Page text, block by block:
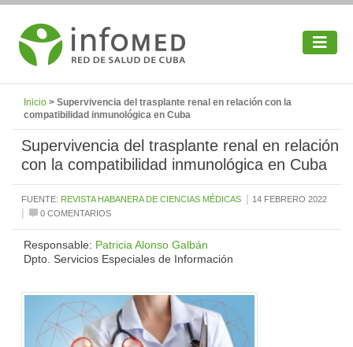
Inicio > Supervivencia del trasplante renal en relación con la
compatibilidad inmunológica en Cuba
Supervivencia del trasplante renal en relación
con la compatibilidad inmunológica en Cuba
FUENTE: REVISTA HABANERA DE CIENCIAS MÉDICAS | 14 FEBRERO 2022
| 0 COMENTARIOS
Responsable: Patricia Alonso Galbán
Dpto. Servicios Especiales de Información